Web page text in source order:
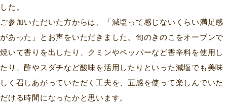
した。
ご参加いただいた方からは、「減塩って感じないくらい満足感
があった」とお声をいただきました。旬のきのこをオーブンで
焼いて香りを出したり、クミンやペッパーなど香辛料を使用し
たり、酢やスダチなど酸味を活用したりといった減塩でも美味
しく召しあがっていただく工夫を、五感を使って楽しんでいた
だける時間になったかと思います。